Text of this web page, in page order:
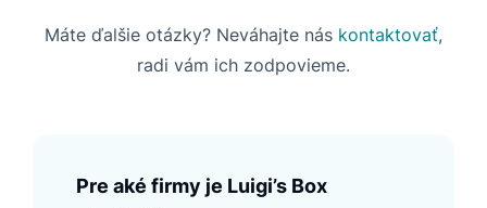
Máte ďalšie otázky? Neváhajte nás kontaktovať,
radi vám ich zodpovieme.
Pre aké firmy je Luigi’s Box